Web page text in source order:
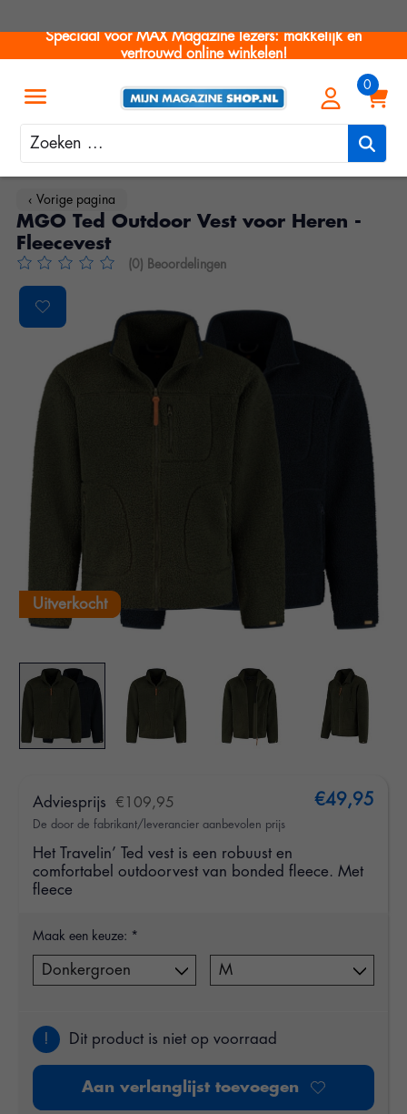
Speciaal voor MAX Magazine lezers: makkelijk en
vertrouwd online winkelen!
Zoeken
‹ Vorige pagina
MGO Ted Outdoor Vest voor Heren -
Fleecevest
De beoordeling van dit product is0van de 5
(0) Beoordelingen
Product image slideshow Items
Uitverkocht
Adviesprijs €109,95
De door de fabrikant/leverancier aanbevolen prijs
€49,95
Het Travelin’ Ted vest is een robuust en
comfortabel outdoorvest van bonded fleece. Met
fleece
Maak een keuze: *
! Dit product is niet op voorraad
Aan verlanglijst toevoegen